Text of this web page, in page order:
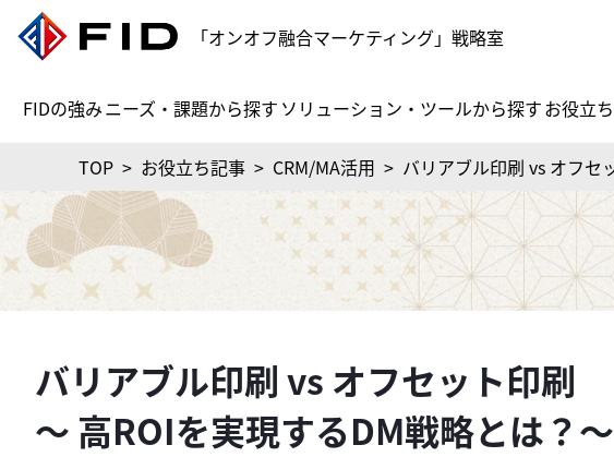
「オンオフ融合マーケティング」戦略室
FIDの強みニーズ・課題から探す ソリューション・ツールから探すお役立
TOP > お役立ち記事 > CRM/MA活用 > バリアブル印刷 vs オフセ
バリアブル印刷 vs オフセット印刷
～ 高ROIを実現するDM戦略とは？～